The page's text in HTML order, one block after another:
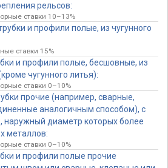
рельсов:
ставки 10–13%
и профили полые, из чугунного
ставки 15%
и профили полые, бесшовные, из
чугунного литья):
ставки 0–10%
прочие (например, сварные,
аналогичным способом), с
наружный диаметр которых более
металлов:
ставки 0–10%
и профили полые прочие